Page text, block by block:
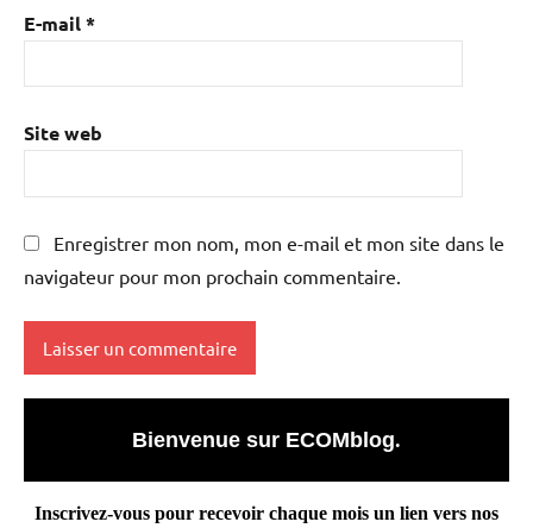
E-mail*
Site web
Enregistrer mon nom, mon e-mail et mon site dans le
navigateur pour mon prochain commentaire.
Bienvenue sur ECOMblog.
Inscrivez-vous pour recevoir chaque mois un lien vers nos